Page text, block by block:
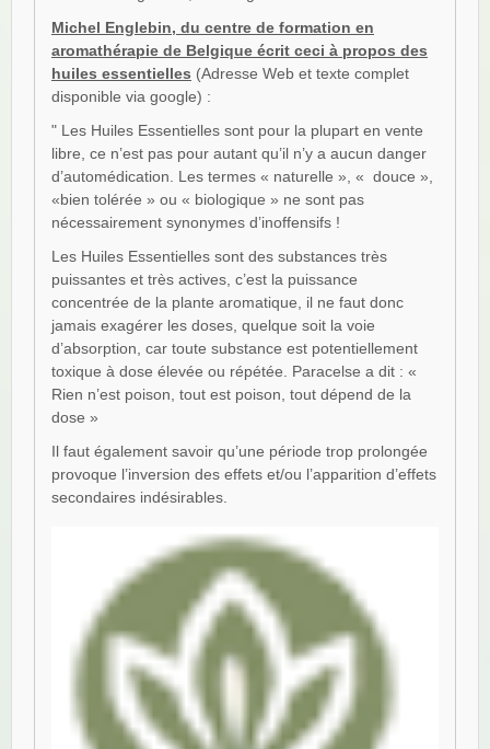
Michel Englebin, du centre de formation en
aromathérapie de Belgique écrit ceci à propos des
huiles essentielles (Adresse Web et texte complet
disponible via google) :
" Les Huiles Essentielles sont pour la plupart en vente
libre, ce n’est pas pour autant qu’il n’y a aucun danger
d’automédication. Les termes « naturelle », « douce »,
«bien tolérée » ou « biologique » ne sont pas
nécessairement synonymes d’inoffensifs !
Les Huiles Essentielles sont des substances très
puissantes et très actives, c’est la puissance
concentrée de la plante aromatique, il ne faut donc
jamais exagérer les doses, quelque soit la voie
d’absorption, car toute substance est potentiellement
toxique à dose élevée ou répétée. Paracelse a dit : «
Rien n’est poison, tout est poison, tout dépend de la
dose »
Il faut également savoir qu’une période trop prolongée
provoque l’inversion des effets et/ou l’apparition d’effets
secondaires indésirables.